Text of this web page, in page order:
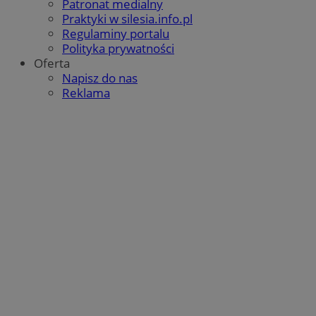
Patronat medialny
Praktyki w silesia.info.pl
Regulaminy portalu
Polityka prywatności
Oferta
Napisz do nas
Reklama
QeSessID orzesze.com.pl